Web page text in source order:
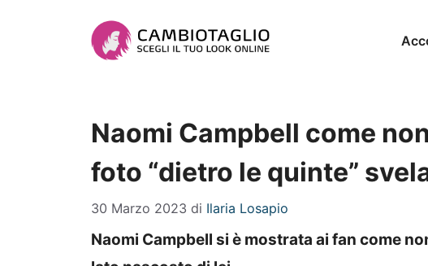
Naomi Campbell come
foto “dietro le quinte”
30 Marzo 2023 di Ilaria Losapio
Naomi Campbell si è mostrata ai fan come